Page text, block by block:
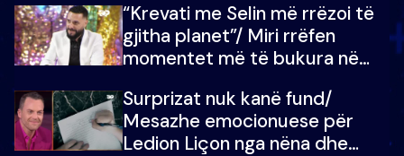
“Krevati me Selin më rrëzoi të
gjitha planet”/ Miri rrëfen
momentet më të bukura në
mungojë zilja e mëngjesit kur…
Surprizat nuk kanë fund/
Mesazhe emocionuese për
Ledion Liçon nga nëna dhe